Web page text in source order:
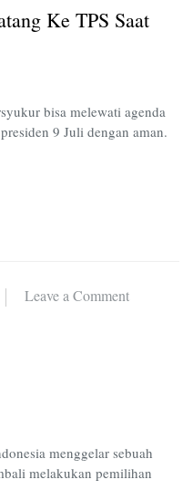
Orang
TPS
Saat
Ke TPS Saat
bisa melewati agenda
9 Juli dengan aman.
Leave a Commenton
menggelar sebuah
melakukan pemilihan